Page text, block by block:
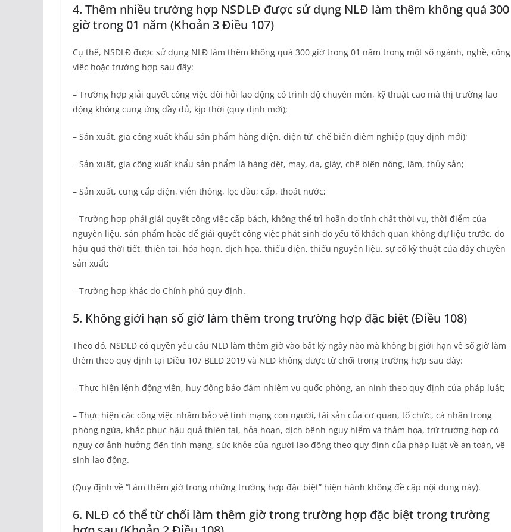
4. Thêm nhiều trường hợp NSDLĐ được sử dụng NLĐ làm thêm không quá 300
giờ trong 01 năm (Khoản 3 Điều 107)
Cụ thể, NSDLĐ được sử dụng NLĐ làm thêm không quá 300 giờ trong 01 năm trong một số ngành, nghề, công
việc hoặc trường hợp sau đây:
– Trường hợp giải quyết công việc đòi hỏi lao động có trình độ chuyên môn, kỹ thuật cao mà thị trường lao
động không cung ứng đầy đủ, kịp thời (quy định mới);
– Sản xuất, gia công xuất khẩu sản phẩm hàng điện, điện tử, chế biến diêm nghiệp (quy định mới);
– Sản xuất, gia công xuất khẩu sản phẩm là hàng dệt, may, da, giày, chế biến nông, lâm, thủy sản;
– Sản xuất, cung cấp điện, viễn thông, lọc dầu; cấp, thoát nước;
– Trường hợp phải giải quyết công việc cấp bách, không thể trì hoãn do tính chất thời vụ, thời điểm của
nguyên liệu, sản phẩm hoặc để giải quyết công việc phát sinh do yếu tố khách quan không dự liệu trước, do
hậu quả thời tiết, thiên tai, hỏa hoạn, địch họa, thiếu điện, thiếu nguyên liệu, sự cố kỹ thuật của dây chuyền
sản xuất;
– Trường hợp khác do Chính phủ quy định.
5. Không giới hạn số giờ làm thêm trong trường hợp đặc biệt (Điều 108)
Theo đó, NSDLĐ có quyền yêu cầu NLĐ làm thêm giờ vào bất kỳ ngày nào mà không bị giới hạn về số giờ làm
thêm theo quy định tại Điều 107 BLLĐ 2019 và NLĐ không được từ chối trong trường hợp sau đây:
– Thực hiện lệnh động viên, huy động bảo đảm nhiệm vụ quốc phòng, an ninh theo quy định của pháp luật;
– Thực hiện các công việc nhằm bảo vệ tính mạng con người, tài sản của cơ quan, tổ chức, cá nhân trong
phòng ngừa, khắc phục hậu quả thiên tai, hỏa hoạn, dịch bệnh nguy hiểm và thảm họa, trừ trường hợp có
nguy cơ ảnh hưởng đến tính mạng, sức khỏe của người lao động theo quy định của pháp luật về an toàn, vệ
sinh lao động.
(Quy định về “Làm thêm giờ trong những trường hợp đặc biệt” hiện hành không đề cập nội dung này).
6. NLĐ có thể từ chối làm thêm giờ trong trường hợp đặc biệt trong trường